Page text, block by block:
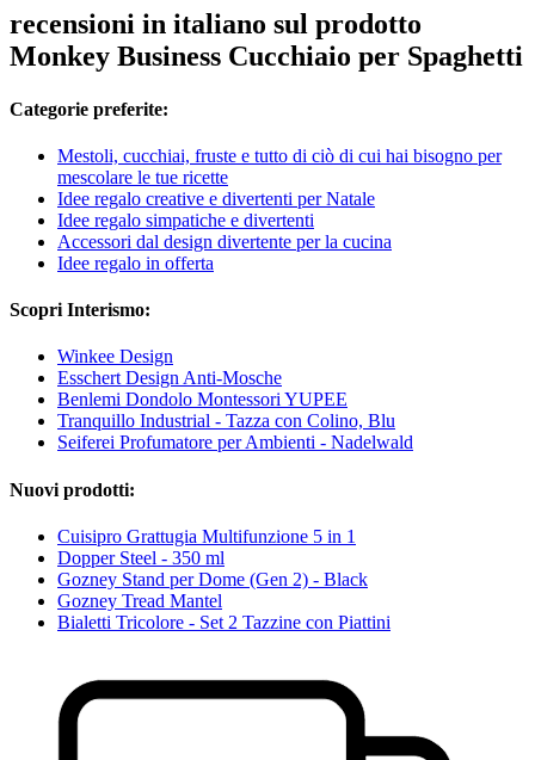
recensioni in italiano sul prodotto
Monkey Business Cucchiaio per Spaghetti
Categorie preferite:
Mestoli, cucchiai, fruste e tutto di ciò di cui hai bisogno per
mescolare le tue ricette
Idee regalo creative e divertenti per Natale
Idee regalo simpatiche e divertenti
Accessori dal design divertente per la cucina
Idee regalo in offerta
Scopri Interismo:
Winkee Design
Esschert Design Anti-Mosche
Benlemi Dondolo Montessori YUPEE
Tranquillo Industrial - Tazza con Colino, Blu
Seiferei Profumatore per Ambienti - Nadelwald
Nuovi prodotti:
Cuisipro Grattugia Multifunzione 5 in 1
Dopper Steel - 350 ml
Gozney Stand per Dome (Gen 2) - Black
Gozney Tread Mantel
Bialetti Tricolore - Set 2 Tazzine con Piattini